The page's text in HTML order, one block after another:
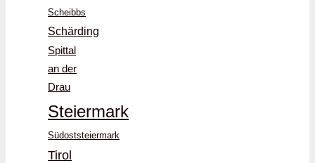
Scheibbs
Schärding
Spittal
an der
Drau
Steiermark
Südoststeiermark
Tirol